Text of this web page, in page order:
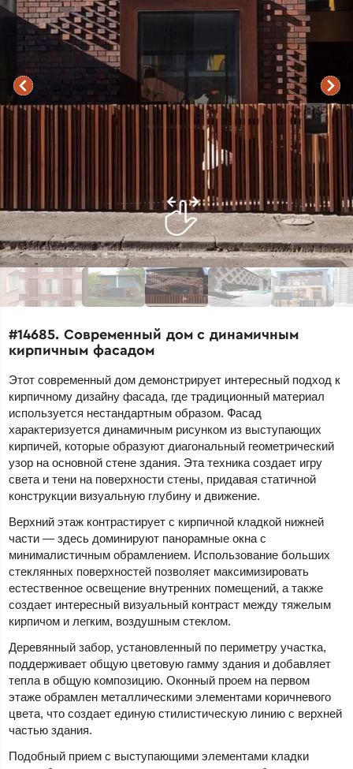
#14685. Современный дом с динамичным
кирпичным фасадом
Этот современный дом демонстрирует интересный подход к
кирпичному дизайну фасада, где традиционный материал
используется нестандартным образом. Фасад
характеризуется динамичным рисунком из выступающих
кирпичей, которые образуют диагональный геометрический
узор на основной стене здания. Эта техника создает игру
света и тени на поверхности стены, придавая статичной
конструкции визуальную глубину и движение.
Верхний этаж контрастирует с кирпичной кладкой нижней
части — здесь доминируют панорамные окна с
минималистичным обрамлением. Использование больших
стеклянных поверхностей позволяет максимизировать
естественное освещение внутренних помещений, а также
создает интересный визуальный контраст между тяжелым
кирпичом и легким, воздушным стеклом.
Деревянный забор, установленный по периметру участка,
поддерживает общую цветовую гамму здания и добавляет
тепла в общую композицию. Оконный проем на первом
этаже обрамлен металлическими элементами коричневого
цвета, что создает единую стилистическую линию с верхней
частью здания.
Подобный прием с выступающими элементами кладки